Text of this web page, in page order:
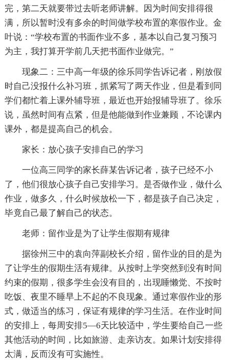
完，第二天就要带过去听老师讲解。因为时间安排得很
满，所以暂时没有多余的时间做学校布置的寒假作业。金
叶说：“学校布置的书面作业不多，基本以自己复习预习
为主，我打算开学前几天把书面作业做完。”
现象二：三中高一年级的徐乐同学告诉记者，刚放假
时自己没报什么补习班，抓紧写了两天作业，但是看到同
学们都忙着上课外辅导班，最近也开始报辅导班了。徐乐
说，虽然时间有点紧，但是他能做到作业兼顾，不论课内
课外，都是提高自己的机会。
家长：放心孩子安排自己的学习
一位高三同学的家长薛某告诉记者，孩子已经不小
了，他们很放心孩子自己安排学习。是否做作业，做什么
作业，做多久，什么时候放松一下，都是孩子自己决定，
毕竟自己最了解自己的状态。
老师：留作业是为了让学生假期有规律
据徐州三中的袁向萍副校长介绍，留作业的目的是为
了让学生的假期生活有规律。从按时上学突然到没有时间
约束的假期，很多学生会没有目的，出现睡懒觉、不按时
吃饭、夜里不睡早上不起的不良现象。通过寒假作业的形
式，做适当的练习，保证有规律的学习生活。在作业时间
的安排上，每周安排5—6天比较适中，学生要给自己一些
其他活动的时间，比如旅游、走亲访友。如果计划安排得
太满，反而没有可实施性。